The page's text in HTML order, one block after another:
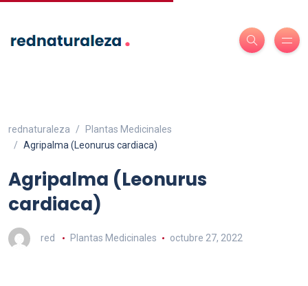
rednaturaleza
Plantas Medicinales
Agripalma (Leonurus cardiaca)
Agripalma (Leonurus
cardiaca)
red Plantas Medicinales octubre 27, 2022